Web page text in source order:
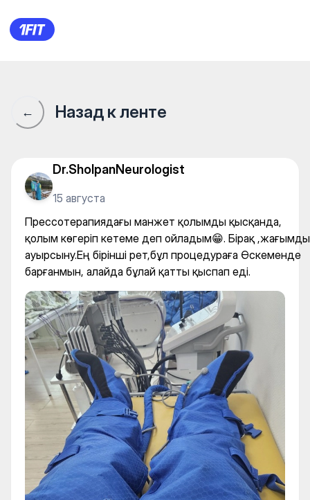
Leras.beauty — Neck
← Назад к ленте
Dr.SholpanNeurologist
15 августа
Прессотерапиядағы манжет қолымды қысқанда,
қолым көгеріп кетеме деп ойладым😁. Бірақ ,жағымды
ауырсыну.Ең бірінші рет,бұл процедураға Өскеменде
барғанмын, алайда бұлай қатты қыспап еді.